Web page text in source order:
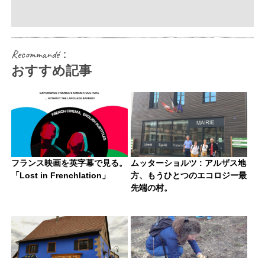
Recommandé：
おすすめ記事
フランス映画を英字幕で見る。
「Lost in Frenchlation」
ムッターショルツ : アルザス地
方、もうひとつのエコロジー最
先端の村。